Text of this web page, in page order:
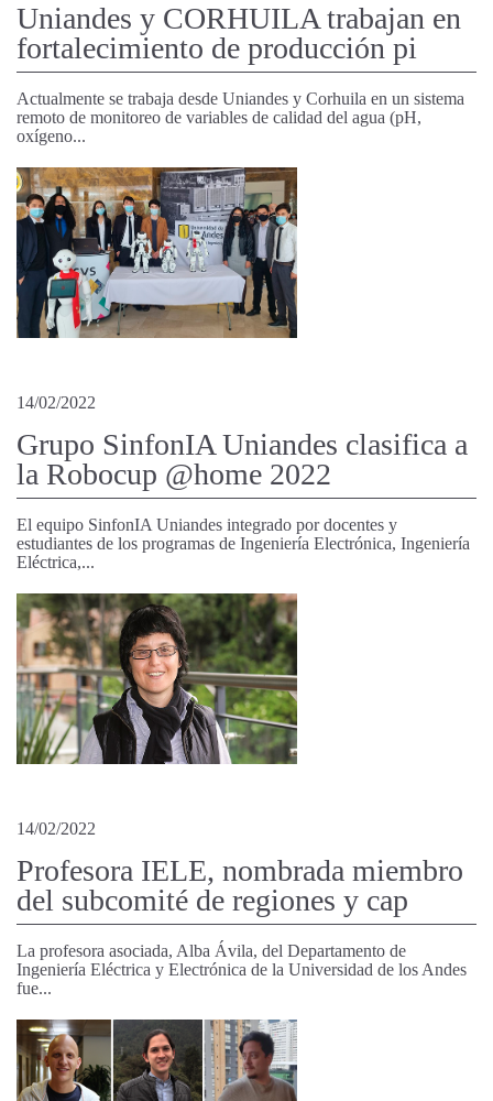
Uniandes y CORHUILA trabajan en
fortalecimiento de producción pi
Actualmente se trabaja desde Uniandes y Corhuila en un sistema
remoto de monitoreo de variables de calidad del agua (pH,
oxígeno...
14/02/2022
Grupo SinfonIA Uniandes clasifica a
la Robocup @home 2022
El equipo SinfonIA Uniandes integrado por docentes y
estudiantes de los programas de Ingeniería Electrónica, Ingeniería
Eléctrica,...
14/02/2022
Profesora IELE, nombrada miembro
del subcomité de regiones y cap
La profesora asociada, Alba Ávila, del Departamento de
Ingeniería Eléctrica y Electrónica de la Universidad de los Andes
fue...